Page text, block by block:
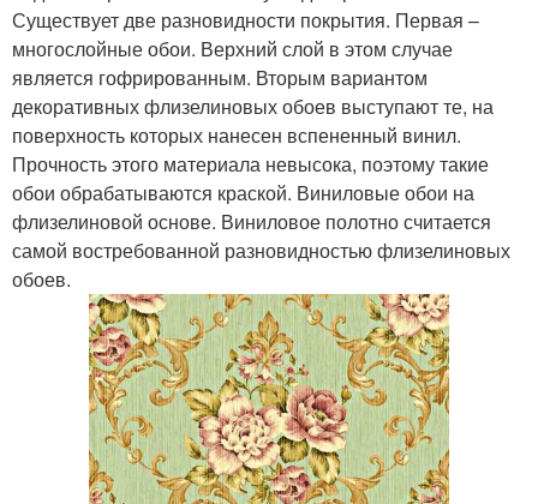
Существует две разновидности покрытия. Первая –
многослойные обои. Верхний слой в этом случае
является гофрированным. Вторым вариантом
декоративных флизелиновых обоев выступают те, на
поверхность которых нанесен вспененный винил.
Прочность этого материала невысока, поэтому такие
обои обрабатываются краской. Виниловые обои на
флизелиновой основе. Виниловое полотно считается
самой востребованной разновидностью флизелиновых
обоев.